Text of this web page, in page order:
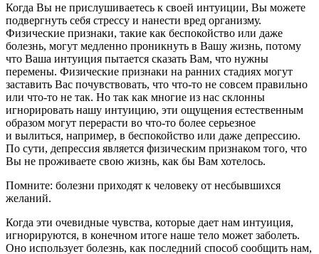
Когда Вы не прислушиваетесь к своей интуиции, Вы можете
подвергнуть себя стрессу и нанести вред организму.
Физические признаки, такие как беспокойство или даже
болезнь, могут медленно проникнуть в Вашу жизнь, потому
что Ваша интуиция пытается сказать Вам, что нужны
перемены. Физические признаки на ранних стадиях могут
заставить Вас почувствовать, что что-то не совсем правильно
или что-то не так. Но так как многие из нас склонны
игнорировать нашу интуицию, эти ощущения естественным
образом могут перерасти во что-то более серьезное
и вылиться, например, в беспокойство или даже депрессию.
По сути, депрессия является физическим признаком того, что
Вы не проживаете свою жизнь, как бы Вам хотелось.
Помните: болезни приходят к человеку от несбывшихся
желаний.
Когда эти очевидные чувства, которые дает нам интуиция,
игнорируются, в конечном итоге наше тело может заболеть.
Оно использует болезнь, как последний способ сообщить нам,